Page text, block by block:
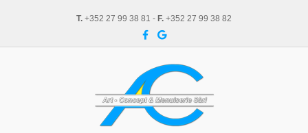
T. +352 27 99 38 81 - F. +352 27 99 38 82
c
o
o
k
G
o
l
e